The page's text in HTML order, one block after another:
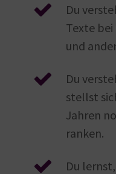
Du
Texte
und
Du
stellst
Jahren
ranken.
Du